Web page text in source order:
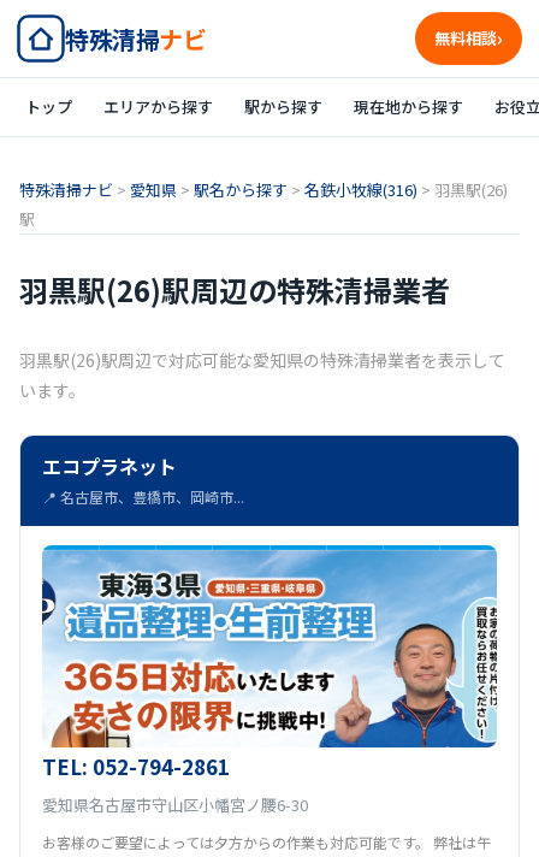
特殊清掃ナビ 無料相談
トップ エリアから探す 駅から探す 現在地から探す お役
特殊清掃ナビ > 愛知県 > 駅名から探す > 名鉄小牧線(316) > 羽黒駅(26)
駅
羽黒駅(26)駅周辺の特殊清掃業者
羽黒駅(26)駅周辺で対応可能な愛知県の特殊清掃業者を表示して
います。
エコプラネット
📍 名古屋市、豊橋市、岡崎市...
TEL: 052-794-2861
愛知県名古屋市守山区小幡宮ノ腰6-30
お客様のご要望によっては夕方からの作業も対応可能です。 弊社は午